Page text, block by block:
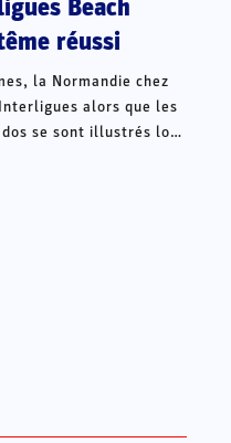
Beach
réussi
la Normandie chez
alors que les
se sont illustrés lors